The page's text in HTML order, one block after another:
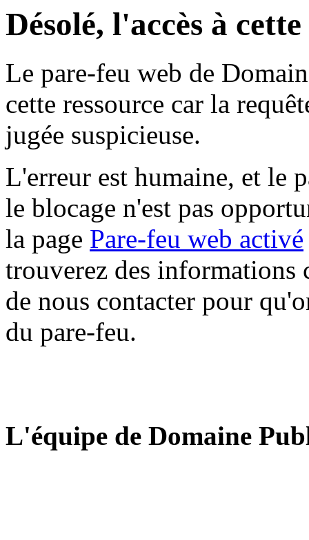
Désolé, l'accès à
Le pare-feu web de
cette ressource car la
jugée suspicieuse.
L'erreur est humaine, et le
le blocage n'est pas
la page Pare-feu web activé
trouverez des informations
de nous contacter pour
du pare-feu.
L'équipe de Domaine